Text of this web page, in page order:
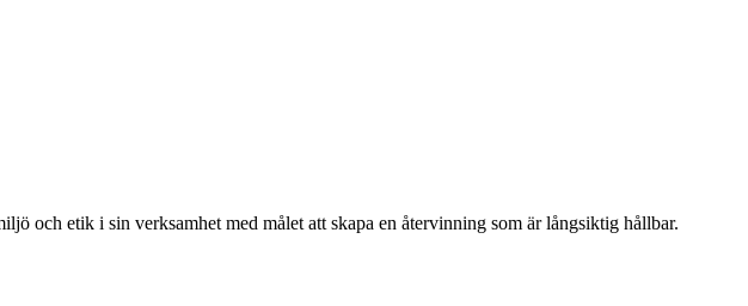
och etik i sin verksamhet med målet att skapa en återvinning som är långsiktig hållbar.